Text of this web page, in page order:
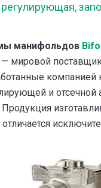
манифольдов
мировой
и отсечной